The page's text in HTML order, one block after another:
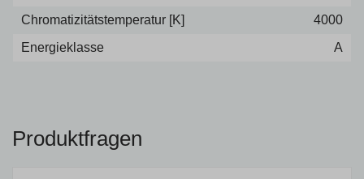
Chromatizitätstemperatur [K]
4000
Energieklasse
A
Produktfragen